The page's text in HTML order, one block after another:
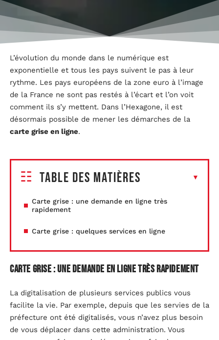
L’évolution du monde dans le numérique est
exponentielle et tous les pays suivent le pas à leur
rythme. Les pays européens de la zone euro à l’image
de la France ne sont pas restés à l’écart et l’on voit
comment ils s’y mettent. Dans l’Hexagone, il est
désormais possible de mener les démarches de la
carte grise en ligne.
Table des matières
Carte grise : une demande en ligne très
rapidement
Carte grise : quelques services en ligne
Carte grise : une demande en ligne très rapidement
La digitalisation de plusieurs services publics vous
facilite la vie. Par exemple, depuis que les servies de la
préfecture ont été digitalisés, vous n’avez plus besoin
de vous déplacer dans cette administration. Vous